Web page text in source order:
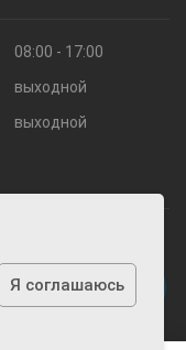
08:00 - 17:00
выходной
выходной
Я соглашаюсь